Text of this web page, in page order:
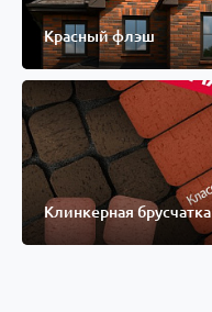
Красный флэш
Клинкерная брусчатка